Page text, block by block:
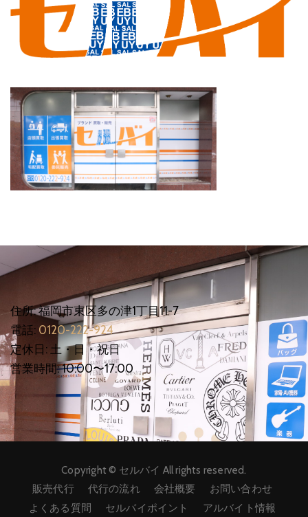
住所: 福岡市東区多の津1丁目11-7
電話: 0120-222-924
定休日: 土・日・祝日
営業時間: 10:00〜17:00
Copyright © セルバイ All rights reserved.
販売代行
代行の流れ 会社概要
お問い合わせ
よくある質問
セルバイポイント アルバイト情報